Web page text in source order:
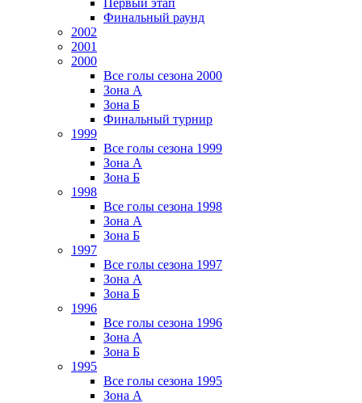
Первый этап
Финальный раунд
2002
2001
2000
Все голы сезона 2000
Зона А
Зона Б
Финальный турнир
1999
Все голы сезона 1999
Зона А
Зона Б
1998
Все голы сезона 1998
Зона А
Зона Б
1997
Все голы сезона 1997
Зона А
Зона Б
1996
Все голы сезона 1996
Зона А
Зона Б
1995
Все голы сезона 1995
Зона А